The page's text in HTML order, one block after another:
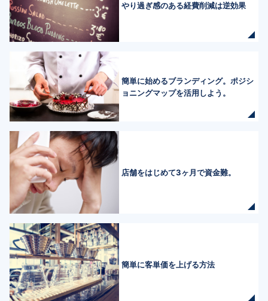
やり過ぎ感のある経費削減は逆効果
簡単に始めるブランディング。ポジシ
ョニングマップを活用しよう。
店舗をはじめて3ヶ月で資金難。
簡単に客単価を上げる方法